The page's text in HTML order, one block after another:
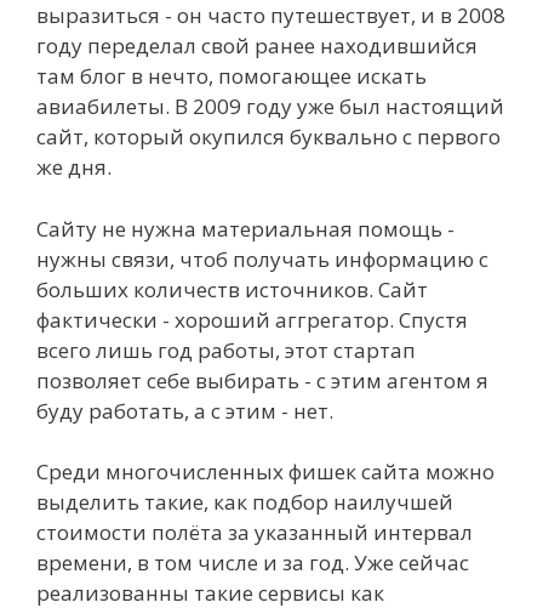
выразиться - он часто путешествует, и в 2008
году переделал свой ранее находившийся
там блог в нечто, помогающее искать
авиабилеты. В 2009 году уже был настоящий
сайт, который окупился буквально с первого
же дня.
Сайту не нужна материальная помощь -
нужны связи, чтоб получать информацию с
больших количеств источников. Сайт
фактически - хороший аггрегатор. Спустя
всего лишь год работы, этот стартап
позволяет себе выбирать - с этим агентом я
буду работать, а с этим - нет.
Среди многочисленных фишек сайта можно
выделить такие, как подбор наилучшей
стоимости полёта за указанный интервал
времени, в том числе и за год. Уже сейчас
реализованны такие сервисы как